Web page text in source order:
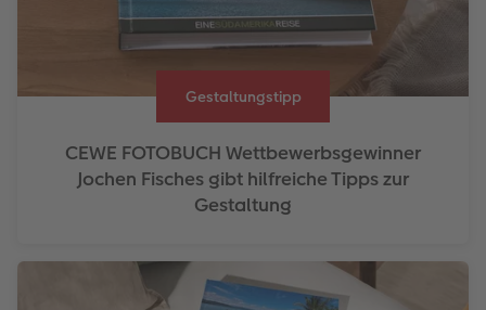
Gestaltungstipp
CEWE FOTOBUCH Wettbewerbsgewinner
Jochen Fisches gibt hilfreiche Tipps zur
Gestaltung